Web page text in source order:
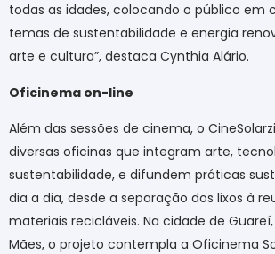
todas as idades, colocando o público em
temas de sustentabilidade e energia
arte e cultura”, destaca Cynthia Alário.
Oficinema on-line
Além das sessões de cinema, o
diversas oficinas que integram arte,
sustentabilidade, e difundem práticas
dia a dia, desde a separação dos lixos à
materiais recicláveis. Na cidade de
Mães, o projeto contempla a Oficinema